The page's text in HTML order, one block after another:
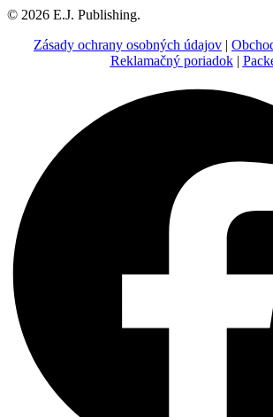
© 2026 E.J. Publishing.
Zásady ochrany osobných údajov |
Reklamačný poriadok|